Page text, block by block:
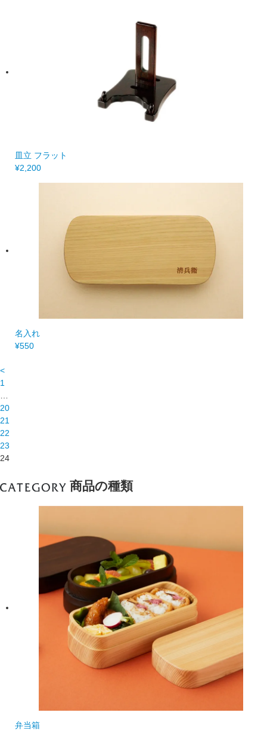
皿立 フラット
¥2,200
名入れ
¥550
<
1
…
20
21
22
23
24
商品の種類
弁当箱